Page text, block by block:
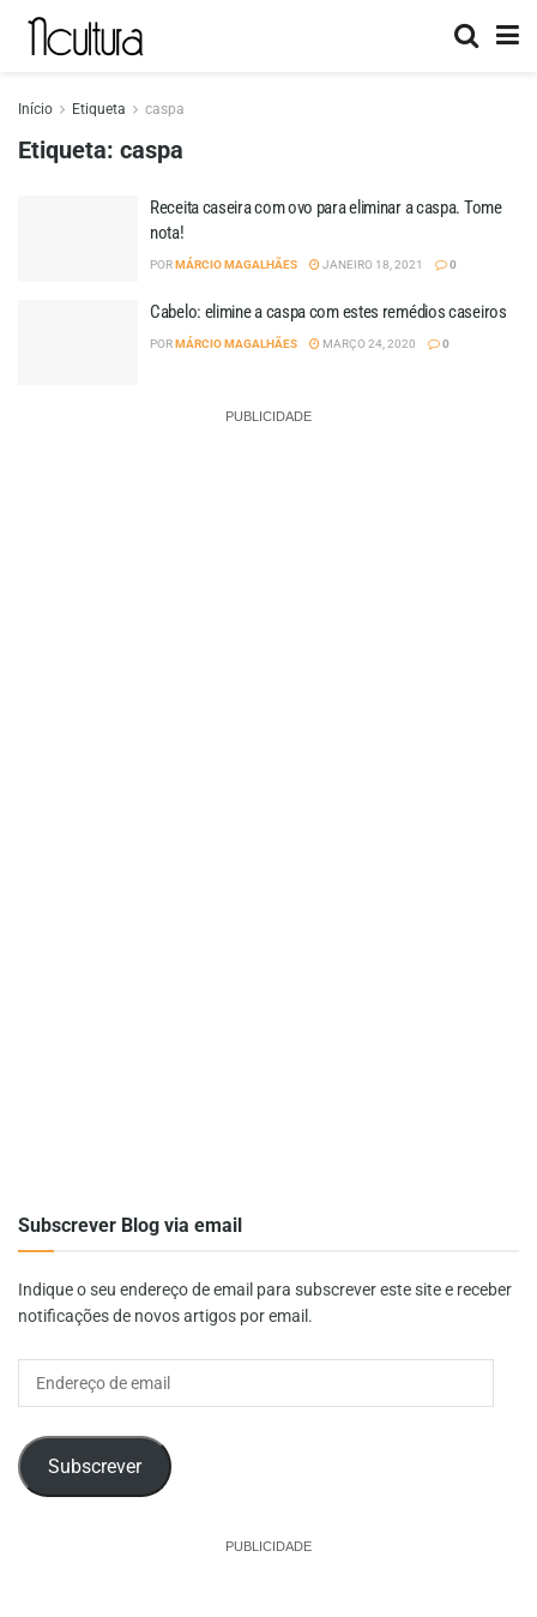
Início Etiqueta caspa
Etiqueta: caspa
Receita caseira com ovo para eliminar a caspa. Tome
nota!
PORMÁRCIO MAGALHÃES JANEIRO 18, 2021 0
Cabelo: elimine a caspa com estes remédios caseiros
PORMÁRCIO MAGALHÃES MARÇO 24, 2020 0
PUBLICIDADE
Subscrever Blog via email
Indique o seu endereço de email para subscrever este site e receber
notificações de novos artigos por email.
Subscrever
PUBLICIDADE